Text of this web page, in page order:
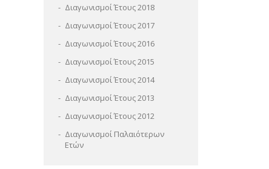
Διαγωνισμοί Έτους 2018
Διαγωνισμοί Έτους 2017
Διαγωνισμοί Έτους 2016
Διαγωνισμοί Έτους 2015
Διαγωνισμοί Έτους 2014
Διαγωνισμοί Έτους 2013
Διαγωνισμοί Έτους 2012
Διαγωνισμοί Παλαιότερων
Ετών